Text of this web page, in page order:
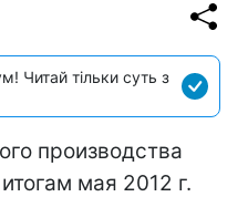
Читай тільки суть з
производства
мая 2012 г.